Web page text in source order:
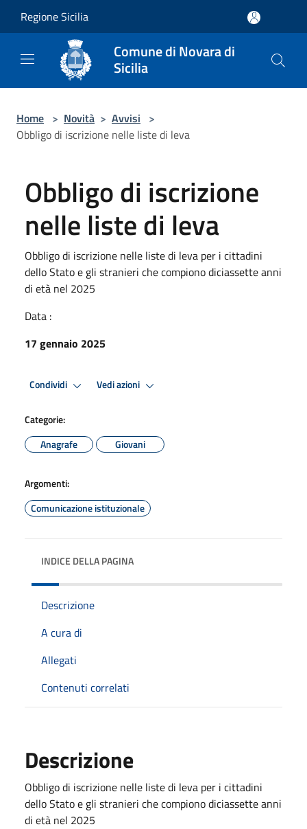
Regione Sicilia
Comune di Novara di
Sicilia
Home > Novità > Avvisi >
Obbligo di iscrizione nelle liste di leva
Obbligo di iscrizione
nelle liste di leva
Obbligo di iscrizione nelle liste di leva per i cittadini
dello Stato e gli stranieri che compiono diciassette anni
di età nel 2025
Data :
17 gennaio 2025
Condividi Vedi azioni
Categorie:
Anagrafe
Giovani
Argomenti:
Comunicazione istituzionale
INDICE DELLA PAGINA
Descrizione
A cura di
Allegati
Contenuti correlati
Descrizione
Obbligo di iscrizione nelle liste di leva per i cittadini
dello Stato e gli stranieri che compiono diciassette anni
di età nel 2025